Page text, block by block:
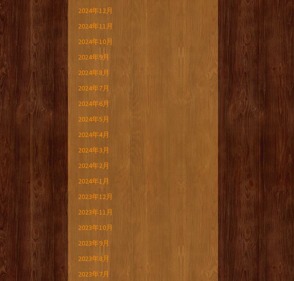
2024年12月
2024年11月
2024年10月
2024年9月
2024年8月
2024年7月
2024年6月
2024年5月
2024年4月
2024年3月
2024年2月
2024年1月
2023年12月
2023年11月
2023年10月
2023年9月
2023年8月
2023年7月